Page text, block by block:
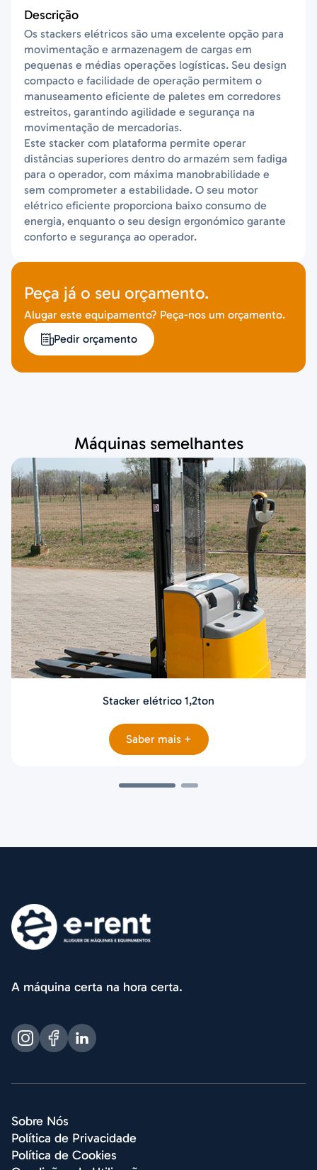
Descrição
Os stackers elétricos são uma excelente opção para
movimentação e armazenagem de cargas em
pequenas e médias operações logísticas. Seu design
compacto e facilidade de operação permitem o
manuseamento eficiente de paletes em corredores
estreitos, garantindo agilidade e segurança na
movimentação de mercadorias.
Este stacker com plataforma permite operar
distâncias superiores dentro do armazém sem fadiga
para o operador, com máxima manobrabilidade e
sem comprometer a estabilidade. O seu motor
elétrico eficiente proporciona baixo consumo de
energia, enquanto o seu design ergonómico garante
conforto e segurança ao operador.
Peça já o seu orçamento.
Alugar este equipamento? Peça-nos um orçamento.
Pedir orçamento
Máquinas semelhantes
Stacker elétrico 1,2ton
Saber mais +
A máquina certa na hora certa.
Sobre Nós
Política de Privacidade
Política de Cookies